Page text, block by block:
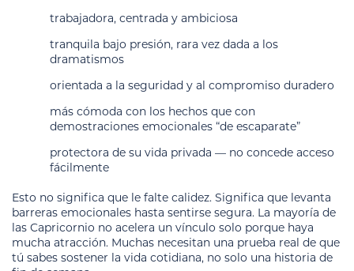
trabajadora, centrada y ambiciosa
tranquila bajo presión, rara vez dada a los
dramatismos
orientada a la seguridad y al compromiso duradero
más cómoda con los hechos que con
demostraciones emocionales “de escaparate”
protectora de su vida privada — no concede acceso
fácilmente
Esto no significa que le falte calidez. Significa que levanta
barreras emocionales hasta sentirse segura. La mayoría de
las Capricornio no acelera un vínculo solo porque haya
mucha atracción. Muchas necesitan una prueba real de que
tú sabes sostener la vida cotidiana, no solo una historia de